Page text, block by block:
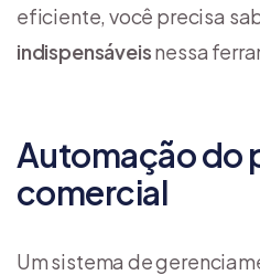
eficiente, você precisa
indispensáveisnessa
Automação do
comercial
Um sistema de